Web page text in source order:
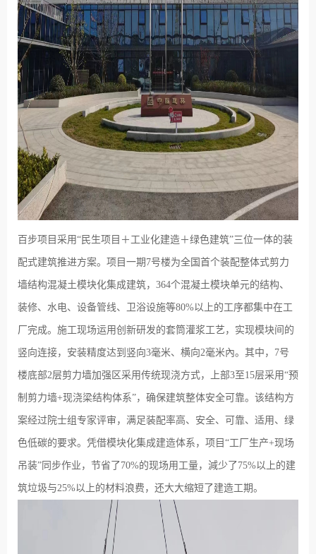
百步项目采用“民生项目＋工业化建造＋绿色建筑”三位一体的装
配式建筑推进方案。项目一期7号楼为全国首个装配整体式剪力
墙结构混凝土模块化集成建筑，364个混凝土模块单元的结构、
装修、水电、设备管线、卫浴设施等80%以上的工序都集中在工
厂完成。施工现场运用创新研发的套筒灌浆工艺，实现模块间的
竖向连接，安装精度达到竖向3毫米、横向2毫米內。其中，7号
楼底部2层剪力墙加强区采用传统现浇方式，上部3至15层采用“预
制剪力墙+现浇梁结构体系”，确保建筑整体安全可靠。该结构方
案经过院士组专家评审，满足装配率高、安全、可靠、适用、绿
色低碳的要求。凭借模块化集成建造体系，项目“工厂生产+现场
吊装”同步作业，节省了70%的现场用工量，減少了75%以上的建
筑垃圾与25%以上的材料浪费，还大大缩短了建造工期。